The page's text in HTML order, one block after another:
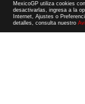
MexicoGP utiliza cookies
desactivarlas, ingresa a la
Internet, Ajustes o
detalles, consulta nuestro